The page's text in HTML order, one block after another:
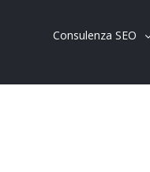
Consulenza SEO